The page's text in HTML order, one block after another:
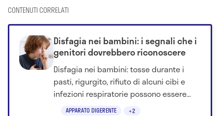
CONTENUTI CORRELATI
APPARATO DIGERENTE +2
Disfagia nei bambini: i segnali che i
genitori dovrebbero riconoscere
Disfagia nei bambini: tosse durante i
pasti, rigurgito, rifiuto di alcuni cibi e
infezioni respiratorie possono essere
segnali da non ignorare.